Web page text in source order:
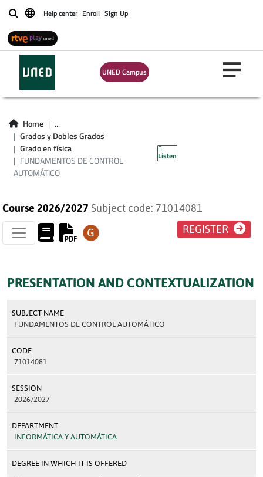
BuscarHelp center Enroll Sign Up
UNED Campus
Home
...
Grados y Dobles Grados
Grado en física
FUNDAMENTOS DE CONTROL
AUTOMÁTICO
Listen
FUNDAMENTOS DE
CONTROL
AUTOMÁTICO
Course 2026/2027 Subject code: 71014081
REGISTER
PRESENTATION AND CONTEXTUALIZATION
SUBJECT NAME
FUNDAMENTOS DE CONTROL AUTOMÁTICO
CODE
71014081
SESSION
2026/2027
DEPARTMENT
INFORMÁTICA Y AUTOMÁTICA
DEGREE IN WHICH IT IS OFFERED